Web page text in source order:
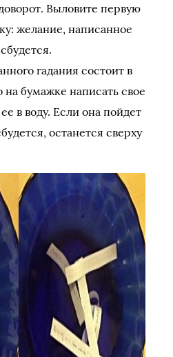
Выловите первую
желание, написанное
гадания состоит в
бумажке написать свое
в воду. Если она пойдет
останется сверху